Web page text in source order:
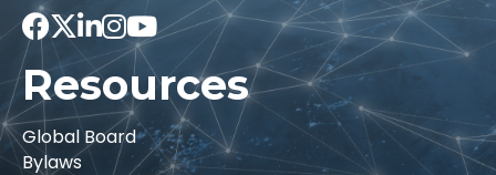
Facebook
Twitter
LinkedIn
Instagram
Youtube icon
Resources
Global Board
Bylaws